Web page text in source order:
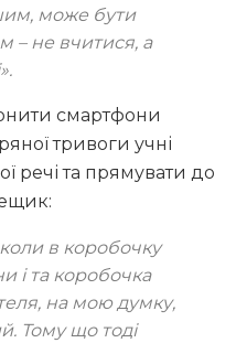
може бути
– не вчитися, а
смартфони
тривоги учні
речі та прямувати до
в коробочку
і та коробочка
на мою думку,
Тому що тоді